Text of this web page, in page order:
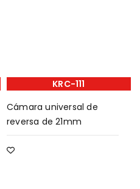
KRC-111
Cámara universal de
reversa de 21mm